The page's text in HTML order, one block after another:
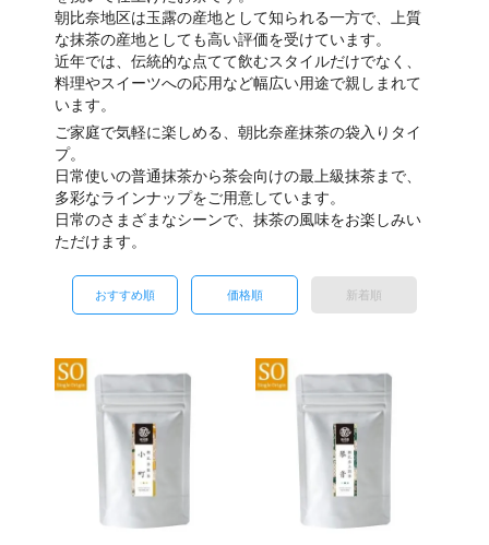
朝比奈地区は玉露の産地として知られる一方で、上質
な抹茶の産地としても高い評価を受けています。
近年では、伝統的な点てて飲むスタイルだけでなく、
料理やスイーツへの応用など幅広い用途で親しまれて
います。
ご家庭で気軽に楽しめる、朝比奈産抹茶の袋入りタイ
プ。
日常使いの普通抹茶から茶会向けの最上級抹茶まで、
多彩なラインナップをご用意しています。
日常のさまざまなシーンで、抹茶の風味をお楽しみい
ただけます。
おすすめ順 価格順 新着順